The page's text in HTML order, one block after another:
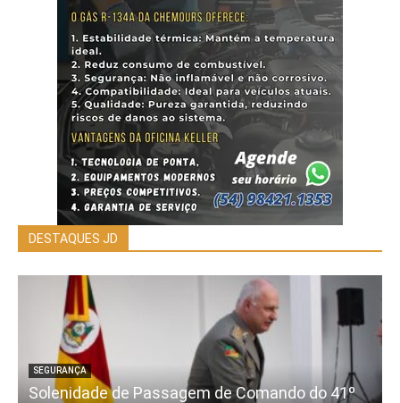
DESTAQUES JD
SEGURANÇA
Solenidade de Passagem de Comando do 41º